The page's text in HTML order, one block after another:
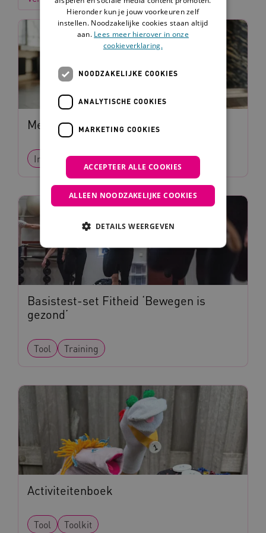
Meer bewegen in het dagelijks leven
Interventie Methode
Basistest-set Fitheid ‘Bewegen is
gezond’
Tool Training
Activiteitenboek
Tool Toolkit
Hieronder kun je jouw voorkeuren zelf
instellen. Noodzakelijke cookies staan altijd
aan. Lees meer hierover in onze
cookieverklaring.
NOODZAKELIJKE COOKIES
ANALYTISCHE COOKIES
MARKETING COOKIES
ACCEPTEER ALLE COOKIES
ALLEEN NOODZAKELIJKE COOKIES
DETAILS WEERGEVEN
Noodzakelijke cookies
Analytische cookies
Deze functionele en technische cookies zorgen
ervoor dat de website werkt. Deze cookies
op uw privacy.
Naam
.youtube.com
FPLC .kennispleingehandicaptensector.nl